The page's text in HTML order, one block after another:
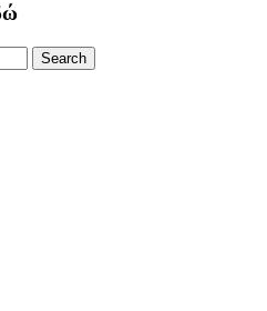
Search